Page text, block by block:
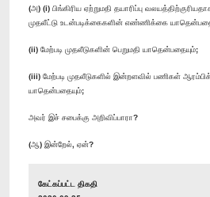
(அ) (i) பிங்கிரிய ஏற்றுமதி தயாரிப்பு
முதலீட்டு உடன்படிக்கைகளின் எண்ணிக்கை
(ii) மேற்படி முதலீடுகளின் பெறுமதி யாதென்பதையும்;
(iii) மேற்படி முதலீடுகளில் இன்றளவில் பணிகள்
யாதென்பதையும்;
அவர் இச் சபைக்கு அறிவிப்பாரா?
(ஆ) இன்றேல், ஏன்?
கேட்கப்பட்ட திகதி